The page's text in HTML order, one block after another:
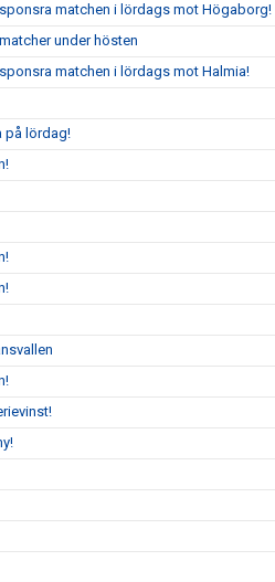
matchen i lördags mot Högaborg!
under hösten
matchen i lördags mot Halmia!
på lördag!